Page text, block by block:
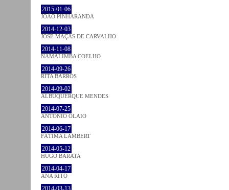
2015-01-06
JOÃO PINHARANDA
2014-12-03
JOSÉ MAÇÃS DE CARVALHO
2014-11-08
NAMALIMBA COELHO
2014-09-26
RITA BARROS
2014-09-02
ALBUQUERQUE MENDES
2014-07-25
ANTÓNIO OLAIO
2014-06-17
FÁTIMA LAMBERT
2014-05-12
HUGO BARATA
2014-04-17
ANA RITO
2014-03-13